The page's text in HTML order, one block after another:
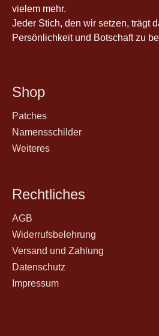
vielem mehr.
Jeder Stich, den wir setzen, trägt
Persönlichkeit und Botschaft zu
Shop
Patches
Namensschilder
Weiteres
Rechtliches
AGB
Widerrufsbelehrung
Versand und Zahlung
Datenschutz
Impressum